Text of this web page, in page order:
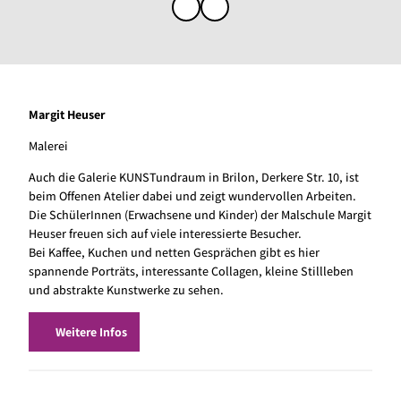
Margit Heuser
Malerei
Auch die Galerie KUNSTundraum in Brilon, Derkere Str. 10, ist
beim Offenen Atelier dabei und zeigt wundervollen Arbeiten.
Die SchülerInnen (Erwachsene und Kinder) der Malschule Margit
Heuser freuen sich auf viele interessierte Besucher.
Bei Kaffee, Kuchen und netten Gesprächen gibt es hier
spannende Porträts, interessante Collagen, kleine Stillleben
und abstrakte Kunstwerke zu sehen.
Weitere Infos